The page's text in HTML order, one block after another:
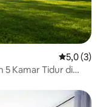
Nilai rata-
5,0 (3)
5 Kamar Tidur di